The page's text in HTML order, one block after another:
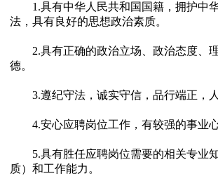
1.具有中华人民共和国国籍，拥护中
法，具有良好的思想政治素质。
2.具有正确的政治立场、政治态度、
德。
3.遵纪守法，诚实守信，品行端正，人
4.安心应聘岗位工作，有较强的事业心
5.具有胜任应聘岗位需要的相关专业
质）和工作能力。